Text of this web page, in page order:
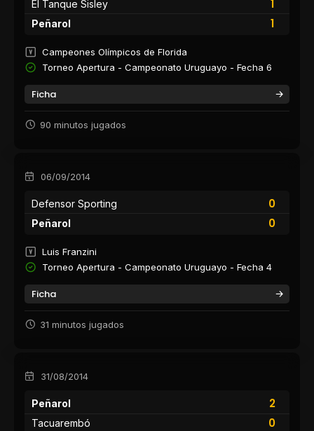
El Tanque Sisley
1
1
Peñarol
Campeones Olímpicos de Florida
Torneo Apertura - Campeonato Uruguayo - Fecha 6
Ficha
90 minutos jugados
06/09/2014
Defensor Sporting
0
0
Peñarol
Luis Franzini
Torneo Apertura - Campeonato Uruguayo - Fecha 4
Ficha
31 minutos jugados
31/08/2014
Peñarol
2
0
Tacuarembó